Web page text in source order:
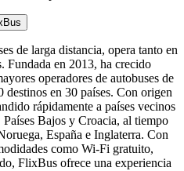
de larga distancia, opera tanto en
Fundada en 2013, ha crecido
operadores de autobuses de
destinos en 30 países. Con origen
rápidamente a países vecinos
Bajos y Croacia, al tiempo
España e Inglaterra. Con
como Wi-Fi gratuito,
FlixBus ofrece una experiencia